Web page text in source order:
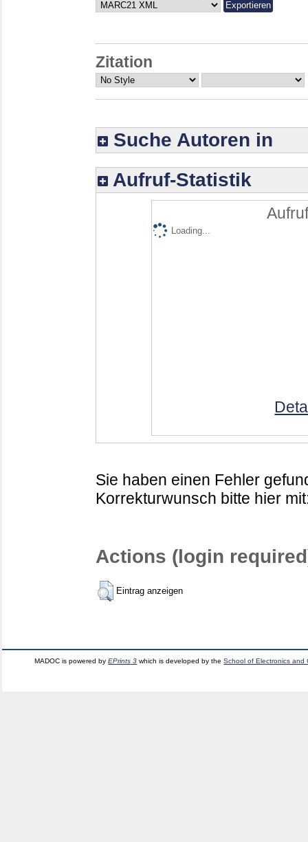
Zitation
Suche Autoren in
Aufruf-Statistik
Loading...
Sie haben einen Fehler
Korrekturwunsch bitte hier
Actions (login
Eintrag anzeigen
MADOC is powered byEPrints 3 which is developed by theSchool of Electronics and